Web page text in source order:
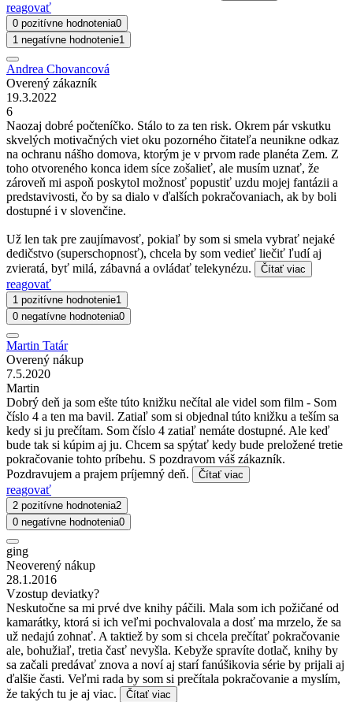
reagovať
0 pozitívne hodnotenia0
1 negatívne hodnotenie1
Andrea Chovancová
Overený zákazník
19.3.2022
6
Naozaj dobré počteníčko. Stálo to za ten risk. Okrem pár vskutku
skvelých motivačných viet oku pozorného čitateľa neunikne odkaz
na ochranu nášho domova, ktorým je v prvom rade planéta Zem. Z
toho otvoreného konca idem síce zošalieť, ale musím uznať, že
zároveň mi aspoň poskytol možnosť popustiť uzdu mojej fantázii a
predstavivosti, čo by sa dialo v ďalších pokračovaniach, ak by boli
dostupné i v slovenčine.
Už len tak pre zaujímavosť, pokiaľ by som si smela vybrať nejaké
dedičstvo (superschopnosť), chcela by som vedieť liečiť ľudí aj
zvieratá, byť milá, zábavná a ovládať telekynézu.
Čítať viac
reagovať
1 pozitívne hodnotenie1
0 negatívne hodnotenia0
Martin Tatár
Overený nákup
7.5.2020
Martin
Dobrý deň ja som ešte túto knižku nečítal ale videl som film - Som
číslo 4 a ten ma bavil. Zatiaľ som si objednal túto knižku a teším sa
kedy si ju prečítam. Som číslo 4 zatiaľ nemáte dostupné. Ale keď
bude tak si kúpim aj ju. Chcem sa spýtať kedy bude preložené tretie
pokračovanie tohto príbehu. S pozdravom váš zákazník.
Pozdravujem a prajem príjemný deň.
Čítať viac
reagovať
2 pozitívne hodnotenia2
0 negatívne hodnotenia0
ging
Neoverený nákup
28.1.2016
Vzostup deviatky?
Neskutočne sa mi prvé dve knihy páčili. Mala som ich požičané od
kamarátky, ktorá si ich veľmi pochvalovala a dosť ma mrzelo, že sa
už nedajú zohnať. A taktiež by som si chcela prečítať pokračovanie
ale, bohužiaľ, tretia časť nevyšla. Kebyže spravíte dotlač, knihy by
sa začali predávať znova a noví aj starí fanúšikovia série by prijali aj
ďalšie časti. Veľmi rada by som si prečítala pokračovanie a myslím,
že takých tu je aj viac.
Čítať viac